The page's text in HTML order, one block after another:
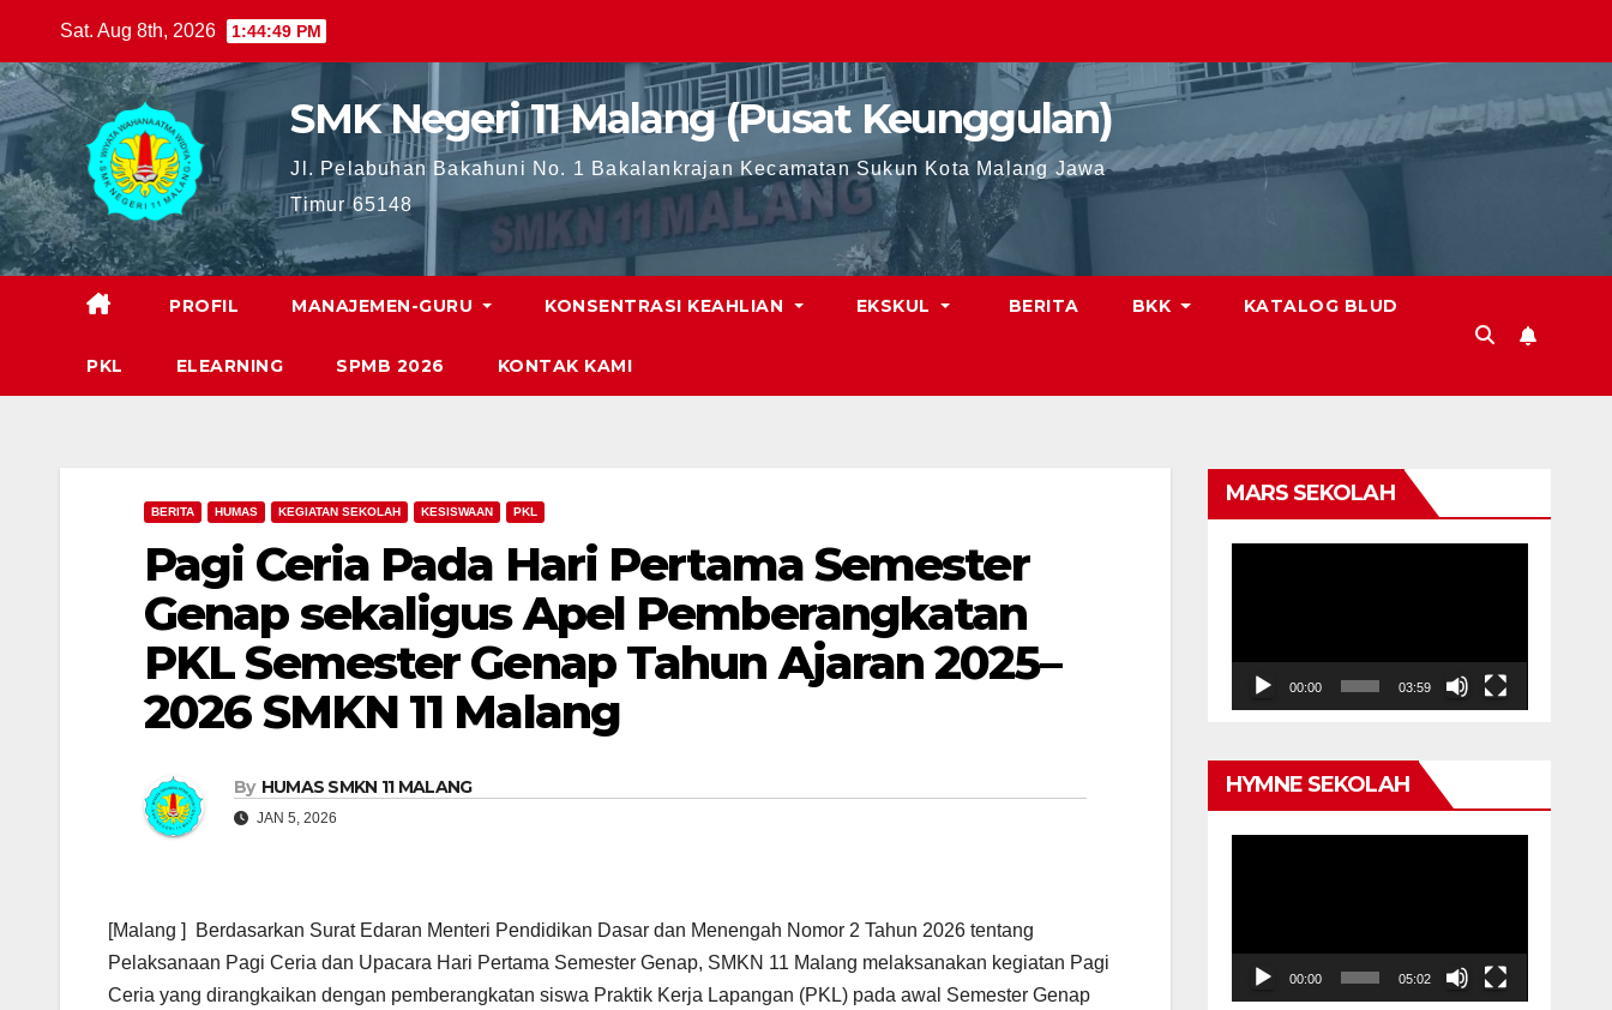
content
Sat. Aug 8th, 2026 1:44:52 PM
SMK Negeri 11 Malang (Pusat Keunggulan)
Jl. Pelabuhan Bakahuni No. 1 Bakalankrajan Kecamatan Sukun Kota Malang Jawa
Timur 65148
PROFIL MANAJEMEN-GURU KONSENTRASI KEAHLIAN EKSKUL BERITA BKK KATALOG BLUD
PKL ELEARNING SPMB 2026 KONTAK KAMI
BERITA HUMAS KEGIATAN SEKOLAH KESISWAAN PKL
Pagi Ceria Pada Hari Pertama Semester
Genap sekaligus Apel Pemberangkatan
PKL Semester Genap Tahun Ajaran 2025–
2026 SMKN 11 Malang
By HUMAS SMKN 11 MALANG
JAN 5, 2026
[Malang ] Berdasarkan Surat Edaran Menteri Pendidikan Dasar dan Menengah Nomor 2 Tahun 2026 tentang
Pelaksanaan Pagi Ceria dan Upacara Hari Pertama Semester Genap, SMKN 11 Malang melaksanakan kegiatan Pagi
Ceria yang dirangkaikan dengan pemberangkatan siswa Praktik Kerja Lapangan (PKL) pada awal Semester Genap
MARS SEKOLAH
00:00 03:59
HYMNE SEKOLAH
00:00 05:02